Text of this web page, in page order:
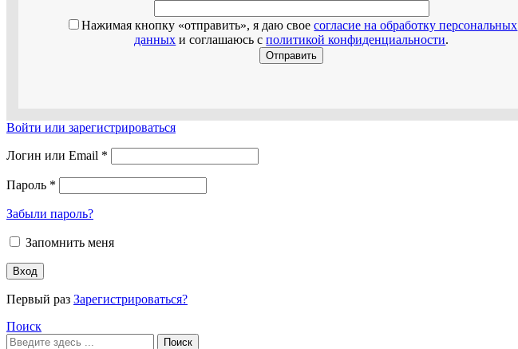
Нажимая кнопку «отправить», я даю своесогласие на обработку персональных
данных и соглашаюсь сполитикой конфиденциальности.
Войти или зарегистрироваться
Логин или Email *
Пароль *
Забыли пароль?
Запомнить меня
Вход
Первый раз Зарегистрироваться?
Поиск
Поиск